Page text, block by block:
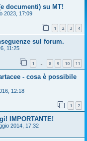
documenti) su MT!
2023, 17:09
1 2 3 4
sul forum.
11:25
1 … 8 9 10 11
- cosa è possibile
12:18
1 2
IMPORTANTE!
2014, 17:32